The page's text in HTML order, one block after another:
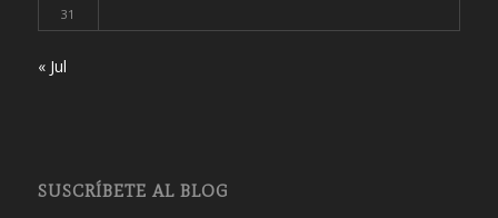
31
« Jul
SUSCRÍBETE AL BLOG